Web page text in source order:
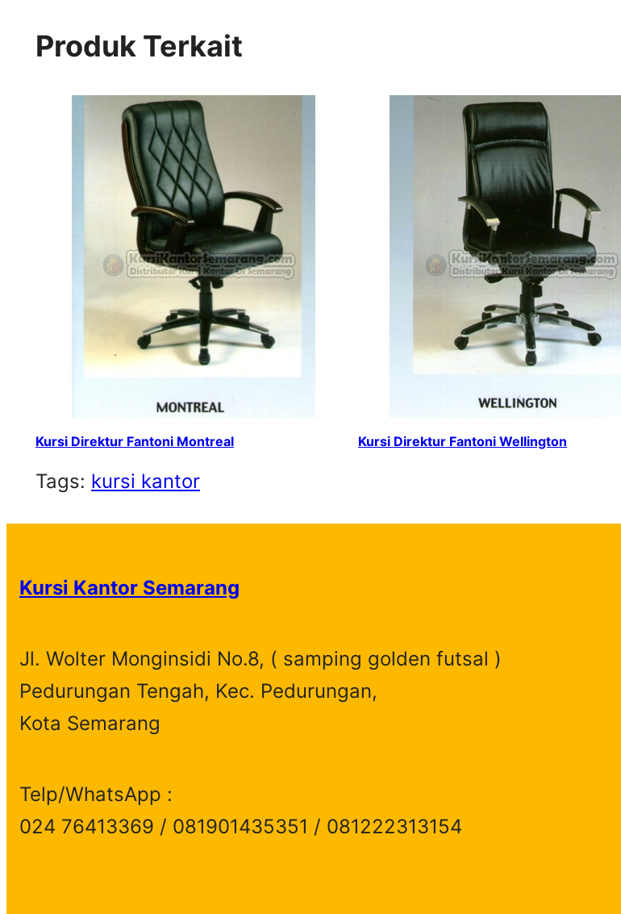
Produk Terkait
Kursi Direktur Fantoni Montreal Kursi Direktur Fantoni Wellington
Tags: kursi kantor
Kursi Kantor Semarang
Jl. Wolter Monginsidi No.8, ( samping golden futsal )
Pedurungan Tengah, Kec. Pedurungan,
Kota Semarang
Telp/WhatsApp :
024 76413369 / 081901435351 / 081222313154